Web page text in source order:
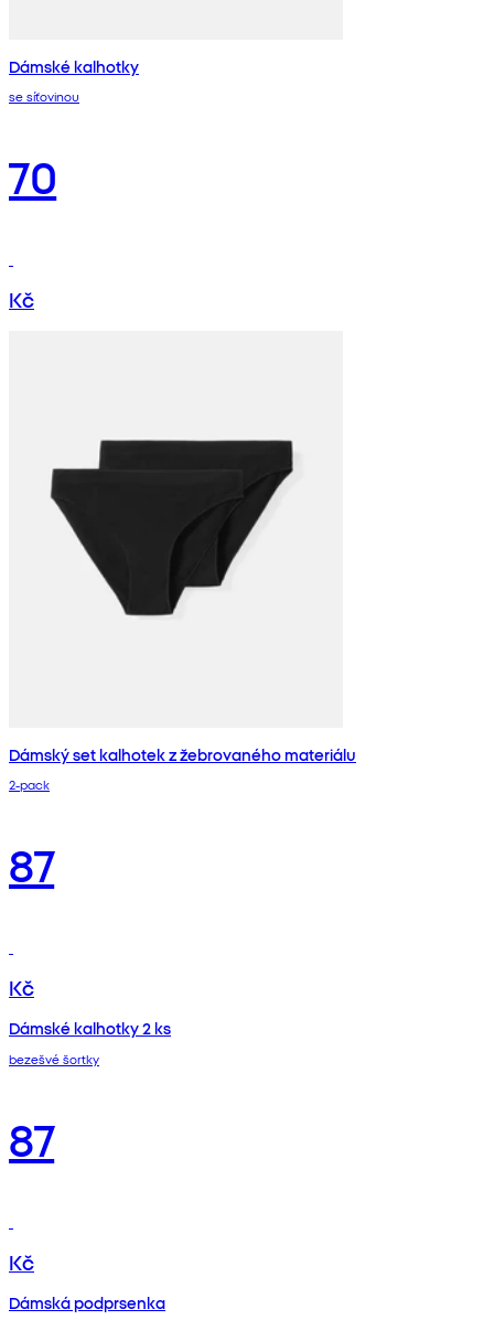
Dámské kalhotky
se síťovinou
70
Kč
Dámský set kalhotek z žebrovaného materiálu
2‑pack
87
Kč
Dámské kalhotky 2 ks
bezešvé šortky
87
Kč
Dámská podprsenka